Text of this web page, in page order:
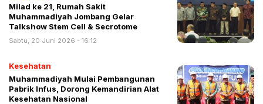
Milad ke 21, Rumah Sakit
Muhammadiyah Jombang Gelar
Talkshow Stem Cell & Secrotome
Sabtu, 20 Juni 2026 - 16:12
Kesehatan
Muhammadiyah Mulai Pembangunan
Pabrik Infus, Dorong Kemandirian Alat
Kesehatan Nasional